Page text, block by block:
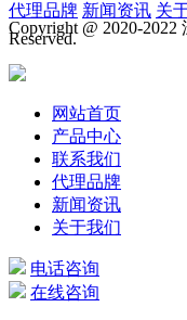
代理品牌 新闻资讯 关
Copyright @ 2020-
Reserved.
网站首页
产品中心
联系我们
代理品牌
新闻资讯
关于我们
电话咨询
在线咨询